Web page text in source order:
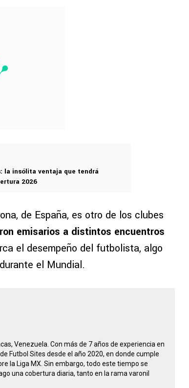
la insólita ventaja que tendrá
2026
de España, es otro de los clubes
emisarios a distintos encuentros
el desempeño del futbolista, algo
el Mundial.
Venezuela. Con más de 7 años de experiencia en
Futbol Sites desde el año 2020, en donde cumple
la Liga MX. Sin embargo, todo este tiempo se
una cobertura diaria, tanto en la rama varonil